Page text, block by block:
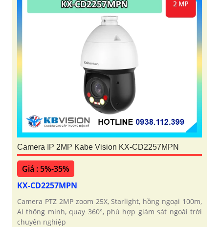
Camera IP 2MP Kabe Vision KX-CD2257MPN
Giá : 5%-35%
KX-CD2257MPN
Camera PTZ 2MP zoom 25X, Starlight, hồng ngoại 100m,
AI thông minh, quay 360°, phù hợp giám sát ngoài trời
chuyên nghiệp